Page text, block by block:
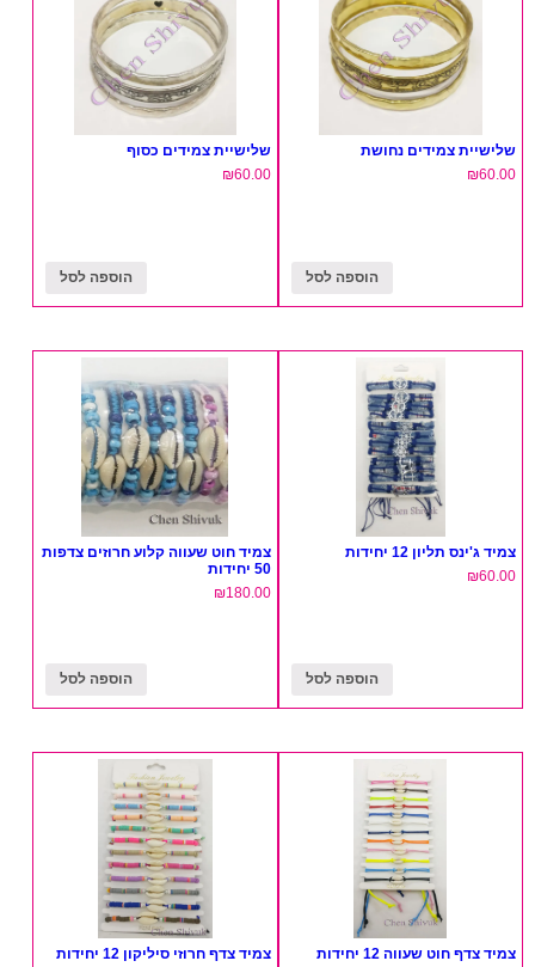
שלישיית צמידים נחושת
₪60.00
הוספה לסל
שלישיית צמידים כסוף
₪60.00
הוספה לסל
צמיד ג'ינס תליון 12 יחידות
₪60.00
הוספה לסל
צמיד חוט שעווה קלוע חרוזים צדפות
50 יחידות
₪180.00
הוספה לסל
צמיד צדף חוט שעווה 12 יחידות
צמיד צדף חרוזי סיליקון 12 יחידות